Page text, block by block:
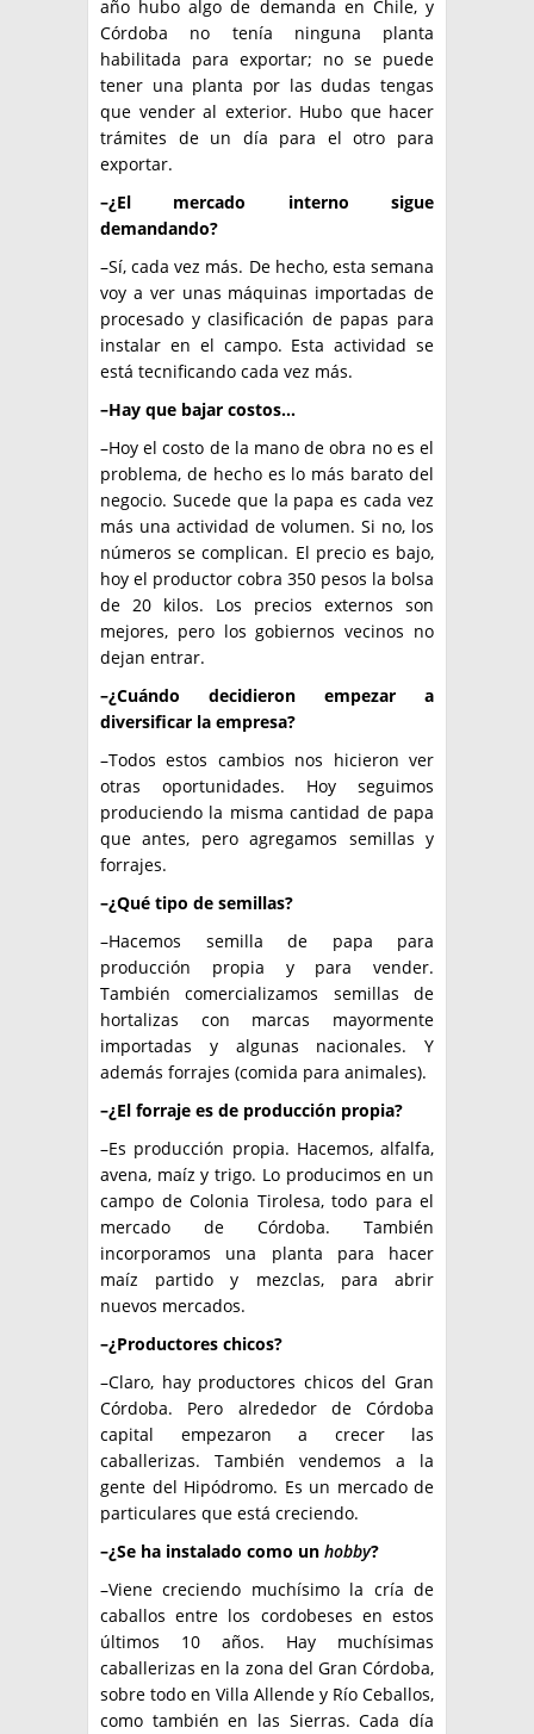
año hubo algo de demanda en Chile, y
Córdoba no tenía ninguna planta
habilitada para exportar; no se puede
tener una planta por las dudas tengas
que vender al exterior. Hubo que hacer
trámites de un día para el otro para
exportar.
–¿El mercado interno sigue
demandando?
–Sí, cada vez más. De hecho, esta semana
voy a ver unas máquinas importadas de
procesado y clasificación de papas para
instalar en el campo. Esta actividad se
está tecnificando cada vez más.
–Hay que bajar costos...
–Hoy el costo de la mano de obra no es el
problema, de hecho es lo más barato del
negocio. Sucede que la papa es cada vez
más una actividad de volumen. Si no, los
números se complican. El precio es bajo,
hoy el productor cobra 350 pesos la bolsa
de 20 kilos. Los precios externos son
mejores, pero los gobiernos vecinos no
dejan entrar.
–¿Cuándo decidieron empezar a
diversificar la empresa?
–Todos estos cambios nos hicieron ver
otras oportunidades. Hoy seguimos
produciendo la misma cantidad de papa
que antes, pero agregamos semillas y
forrajes.
–¿Qué tipo de semillas?
–Hacemos semilla de papa para
producción propia y para vender.
También comercializamos semillas de
hortalizas con marcas mayormente
importadas y algunas nacionales. Y
además forrajes (comida para animales).
–¿El forraje es de producción propia?
–Es producción propia. Hacemos, alfalfa,
avena, maíz y trigo. Lo producimos en un
campo de Colonia Tirolesa, todo para el
mercado de Córdoba. También
incorporamos una planta para hacer
maíz partido y mezclas, para abrir
nuevos mercados.
–¿Productores chicos?
–Claro, hay productores chicos del Gran
Córdoba. Pero alrededor de Córdoba
capital empezaron a crecer las
caballerizas. También vendemos a la
gente del Hipódromo. Es un mercado de
particulares que está creciendo.
–¿Se ha instalado como un hobby?
–Viene creciendo muchísimo la cría de
caballos entre los cordobeses en estos
últimos 10 años. Hay muchísimas
caballerizas en la zona del Gran Córdoba,
sobre todo en Villa Allende y Río Ceballos,
como también en las Sierras. Cada día